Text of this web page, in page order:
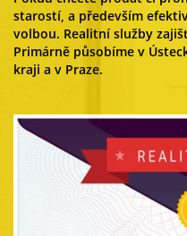
starostí, a především
volbou. Realitní služby
Primárně působíme v
kraji a v Praze.